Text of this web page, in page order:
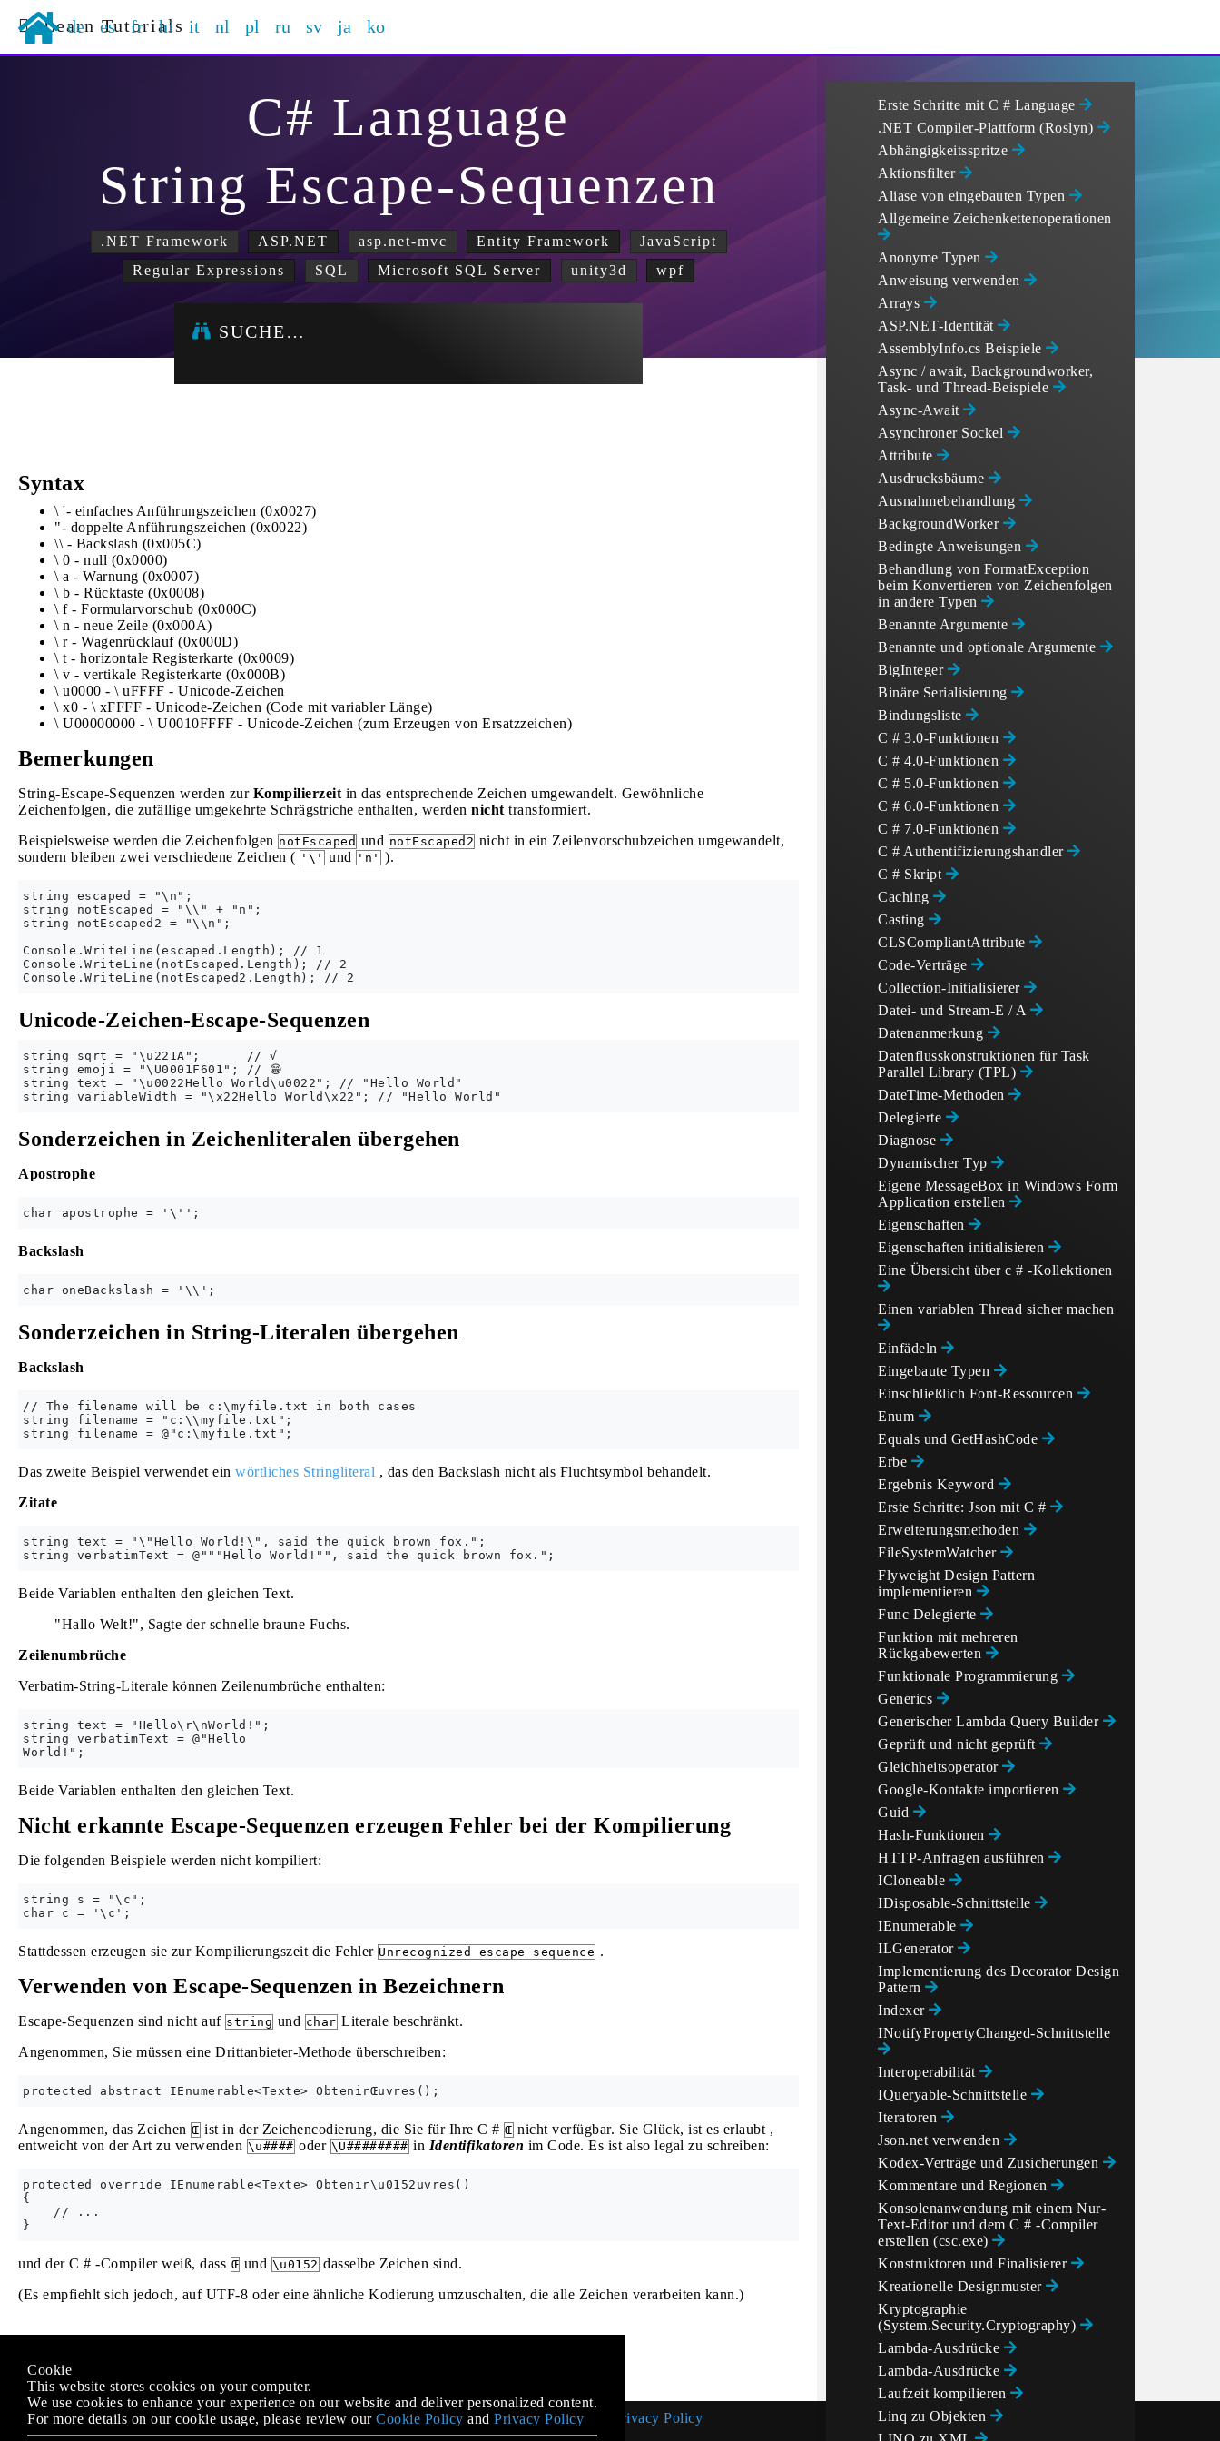
Learn Tutorials
de es fr hi it nl pl ru sv ja ko
C# Language
String Escape-Sequenzen
.NET Framework ASP.NET asp.net-mvc Entity Framework
JavaScript
Regular Expressions
SQL Microsoft SQL Server unity3d wpf
SUCHE…
Syntax
\ '- einfaches Anführungszeichen (0x0027)
"- doppelte Anführungszeichen (0x0022)
\\ - Backslash (0x005C)
\ 0 - null (0x0000)
\ a - Warnung (0x0007)
\ b - Rücktaste (0x0008)
\ f - Formularvorschub (0x000C)
\ n - neue Zeile (0x000A)
\ r - Wagenrücklauf (0x000D)
\ t - horizontale Registerkarte (0x0009)
\ v - vertikale Registerkarte (0x000B)
\ u0000 - \ uFFFF - Unicode-Zeichen
\ x0 - \ xFFFF - Unicode-Zeichen (Code mit variabler Länge)
\ U00000000 - \ U0010FFFF - Unicode-Zeichen (zum Erzeugen von Ersatzzeichen)
Bemerkungen
String-Escape-Sequenzen werden zur Kompilierzeit in das entsprechende Zeichen umgewandelt. Gewöhnliche
Zeichenfolgen, die zufällige umgekehrte Schrägstriche enthalten, werden nicht transformiert.
Beispielsweise werden die Zeichenfolgen notEscaped und notEscaped2 nicht in ein Zeilenvorschubzeichen umgewandelt,
sondern bleiben zwei verschiedene Zeichen ( '\' und 'n' ).
string escaped = "\n";
string notEscaped = "\\" + "n";
string notEscaped2 = "\\n";
Console.WriteLine(escaped.Length); // 1
Console.WriteLine(notEscaped.Length); // 2
Unicode-Zeichen-Escape-Sequenzen
string sqrt = "\u221A";      // √
string emoji = "\U0001F601"; // 😁
string text = "\u0022Hello World\u0022"; // "Hello World"
Sonderzeichen in Zeichenliteralen übergehen
Apostrophe
Backslash
Sonderzeichen in String-Literalen übergehen
Backslash
// The filename will be c:\myfile.txt in both cases
string filename = "c:\\myfile.txt";
Das zweite Beispiel verwendet ein wörtliches Stringliteral , das den Backslash nicht als Fluchtsymbol behandelt.
Zitate
string text = "\"Hello World!\", said the quick brown fox.";
Beide Variablen enthalten den gleichen Text.
"Hallo Welt!", Sagte der schnelle braune Fuchs.
Zeilenumbrüche
Verbatim-String-Literale können Zeilenumbrüche enthalten:
string text = "Hello\r\nWorld!";
string verbatimText = @"Hello
Beide Variablen enthalten den gleichen Text.
Nicht erkannte Escape-Sequenzen erzeugen Fehler bei der Kompilierung
Die folgenden Beispiele werden nicht kompiliert:
string s = "\c";
Stattdessen erzeugen sie zur Kompilierungszeit die Fehler Unrecognized escape sequence .
Verwenden von Escape-Sequenzen in Bezeichnern
Escape-Sequenzen sind nicht auf string und char Literale beschränkt.
Angenommen, Sie müssen eine Drittanbieter-Methode überschreiben:
Angenommen, das Zeichen Œ ist in der Zeichencodierung, die Sie für Ihre C # Œ nicht verfügbar. Sie Glück, ist es erlaubt ,
entweicht von der Art zu verwenden \u#### oder \U######## in Identifikatoren im Code. Es ist also legal zu schreiben:
protected override IEnumerable<Texte> Obtenir\u0152uvres()
{
    // ...
und der C # -Compiler weiß, dass Œ und \u0152 dasselbe Zeichen sind.
(Es empfiehlt sich jedoch, auf UTF-8 oder eine ähnliche Kodierung umzuschalten, die alle Zeichen verarbeiten kann.)
Lizenziert unter
Nicht angeschlossen anStack Overflow
Erste Schritte mit C # Language
.NET Compiler-Plattform (Roslyn)
Abhängigkeitsspritze
Aktionsfilter
Aliase von eingebauten Typen
Allgemeine Zeichenkettenoperationen
Anonyme Typen
Anweisung verwenden
Arrays
ASP.NET-Identität
AssemblyInfo.cs Beispiele
Async / await, Backgroundworker,
Task- und Thread-Beispiele
Async-Await
Asynchroner Sockel
Attribute
Ausdrucksbäume
Ausnahmebehandlung
BackgroundWorker
Bedingte Anweisungen
Behandlung von FormatException
beim Konvertieren von Zeichenfolgen
in andere Typen
Benannte Argumente
Benannte und optionale Argumente
BigInteger
Binäre Serialisierung
Bindungsliste
C # 3.0-Funktionen
C # 4.0-Funktionen
C # 5.0-Funktionen
C # 6.0-Funktionen
C # 7.0-Funktionen
C # Authentifizierungshandler
C # Skript
Caching
Casting
CLSCompliantAttribute
Code-Verträge
Collection-Initialisierer
Datei- und Stream-E / A
Datenanmerkung
Datenflusskonstruktionen für Task
Parallel Library (TPL)
DateTime-Methoden
Delegierte
Diagnose
Dynamischer Typ
Eigene MessageBox in Windows Form
Application erstellen
Eigenschaften
Eigenschaften initialisieren
Eine Übersicht über c # -Kollektionen
Einen variablen Thread sicher machen
Einfädeln
Eingebaute Typen
Einschließlich Font-Ressourcen
Enum
Equals und GetHashCode
Erbe
Ergebnis Keyword
Erste Schritte: Json mit C #
Erweiterungsmethoden
FileSystemWatcher
Flyweight Design Pattern
implementieren
Func Delegierte
Funktion mit mehreren
Rückgabewerten
Funktionale Programmierung
Generics
Generischer Lambda Query Builder
Geprüft und nicht geprüft
Gleichheitsoperator
Google-Kontakte importieren
Guid
Hash-Funktionen
HTTP-Anfragen ausführen
ICloneable
IDisposable-Schnittstelle
IEnumerable
ILGenerator
Implementierung des Decorator Design
Pattern
Indexer
INotifyPropertyChanged-Schnittstelle
Interoperabilität
IQueryable-Schnittstelle
Iteratoren
Json.net verwenden
Kodex-Verträge und Zusicherungen
Kommentare und Regionen
Konsolenanwendung mit einem Nur-
Text-Editor und dem C # -Compiler
erstellen (csc.exe)
Konstruktoren und Finalisierer
Kreationelle Designmuster
Kryptographie
(System.Security.Cryptography)
Lambda-Ausdrücke
Lambda-Ausdrücke
Laufzeit kompilieren
Linq zu Objekten
Cookie Policy Privacy Policy
Cookie
This website stores cookies on your computer.
We use cookies to enhance your experience on our website and deliver personalized content.
For more details on our cookie usage, please review our Cookie Policy and Privacy Policy